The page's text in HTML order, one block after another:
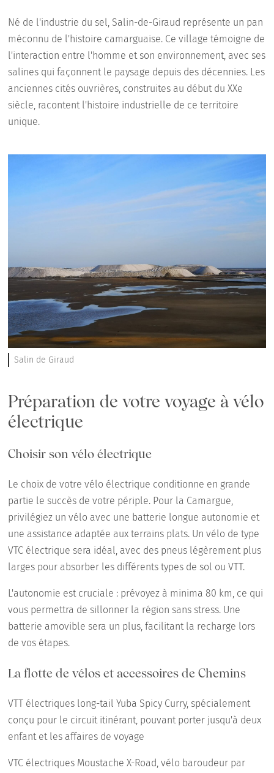
Né de l'industrie du sel, Salin-de-Giraud représente un pan
méconnu de l'histoire camarguaise. Ce village témoigne de
l'interaction entre l'homme et son environnement, avec ses
salines qui façonnent le paysage depuis des décennies. Les
anciennes cités ouvrières, construites au début du XXe
siècle, racontent l'histoire industrielle de ce territoire
unique.
Salin de Giraud
Préparation de votre voyage à vélo
électrique
Choisir son vélo électrique
Le choix de votre vélo électrique conditionne en grande
partie le succès de votre périple. Pour la Camargue,
privilégiez un vélo avec une batterie longue autonomie et
une assistance adaptée aux terrains plats. Un vélo de type
VTC électrique sera idéal, avec des pneus légèrement plus
larges pour absorber les différents types de sol ou VTT.
L'autonomie est cruciale : prévoyez à minima 80 km, ce qui
vous permettra de sillonner la région sans stress. Une
batterie amovible sera un plus, facilitant la recharge lors
de vos étapes.
La flotte de vélos et accessoires de Chemins
VTT électriques long-tail Yuba Spicy Curry, spécialement
conçu pour le circuit itinérant, pouvant porter jusqu'à deux
enfant et les affaires de voyage
VTC électriques Moustache X-Road, vélo baroudeur par